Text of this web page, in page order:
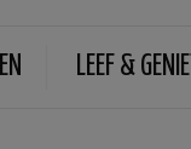
LEEF & GENIET